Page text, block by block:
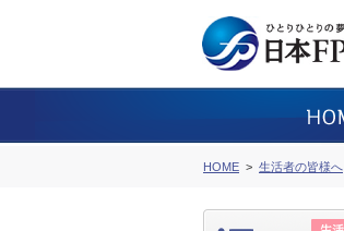
HOME 生活者の皆様へ